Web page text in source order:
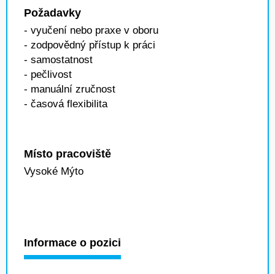
Požadavky
- vyučení nebo praxe v oboru
- zodpovědný přístup k práci
- samostatnost
- pečlivost
- manuální zručnost
- časová flexibilita
Místo pracoviště
Vysoké Mýto
Informace o pozici